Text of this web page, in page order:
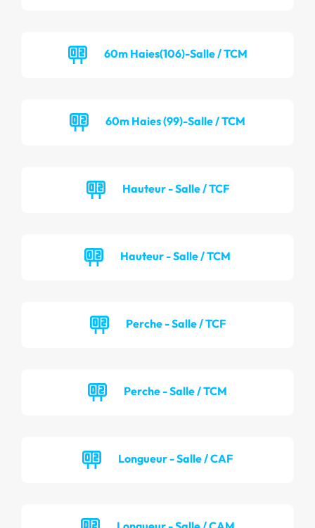
60m Haies(106)-Salle / TCM
60m Haies (99)-Salle / TCM
Hauteur - Salle / TCF
Hauteur - Salle / TCM
Perche - Salle / TCF
Perche - Salle / TCM
Longueur - Salle / CAF